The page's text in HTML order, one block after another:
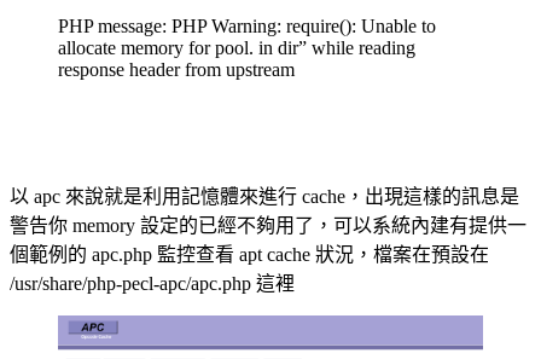
PHP message: PHP Warning: require(): Unable to
allocate memory for pool. in dir” while reading
response header from upstream
以 apc 來說就是利用記憶體來進行 cache，出現這樣的訊息是
警告你 memory 設定的已經不夠用了，可以系統內建有提供一
個範例的 apc.php 監控查看 apt cache 狀況，檔案在預設在
/usr/share/php-pecl-apc/apc.php 這裡